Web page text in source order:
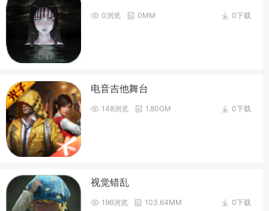
0下载
0浏览 0MM
电音吉他舞台
0下载
148浏览 1.80GM
视觉错乱
0下载
196浏览 103.64MM